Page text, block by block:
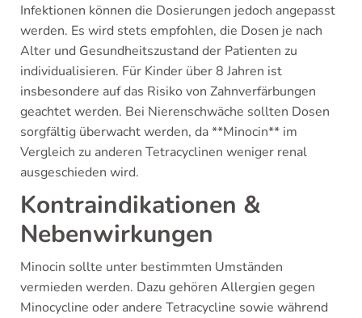
Infektionen können die Dosierungen jedoch angepasst
werden. Es wird stets empfohlen, die Dosen je nach
Alter und Gesundheitszustand der Patienten zu
individualisieren. Für Kinder über 8 Jahren ist
insbesondere auf das Risiko von Zahnverfärbungen
geachtet werden. Bei Nierenschwäche sollten Dosen
sorgfältig überwacht werden, da **Minocin** im
Vergleich zu anderen Tetracyclinen weniger renal
ausgeschieden wird.
Kontraindikationen &
Nebenwirkungen
Minocin sollte unter bestimmten Umständen
vermieden werden. Dazu gehören Allergien gegen
Minocycline oder andere Tetracycline sowie während